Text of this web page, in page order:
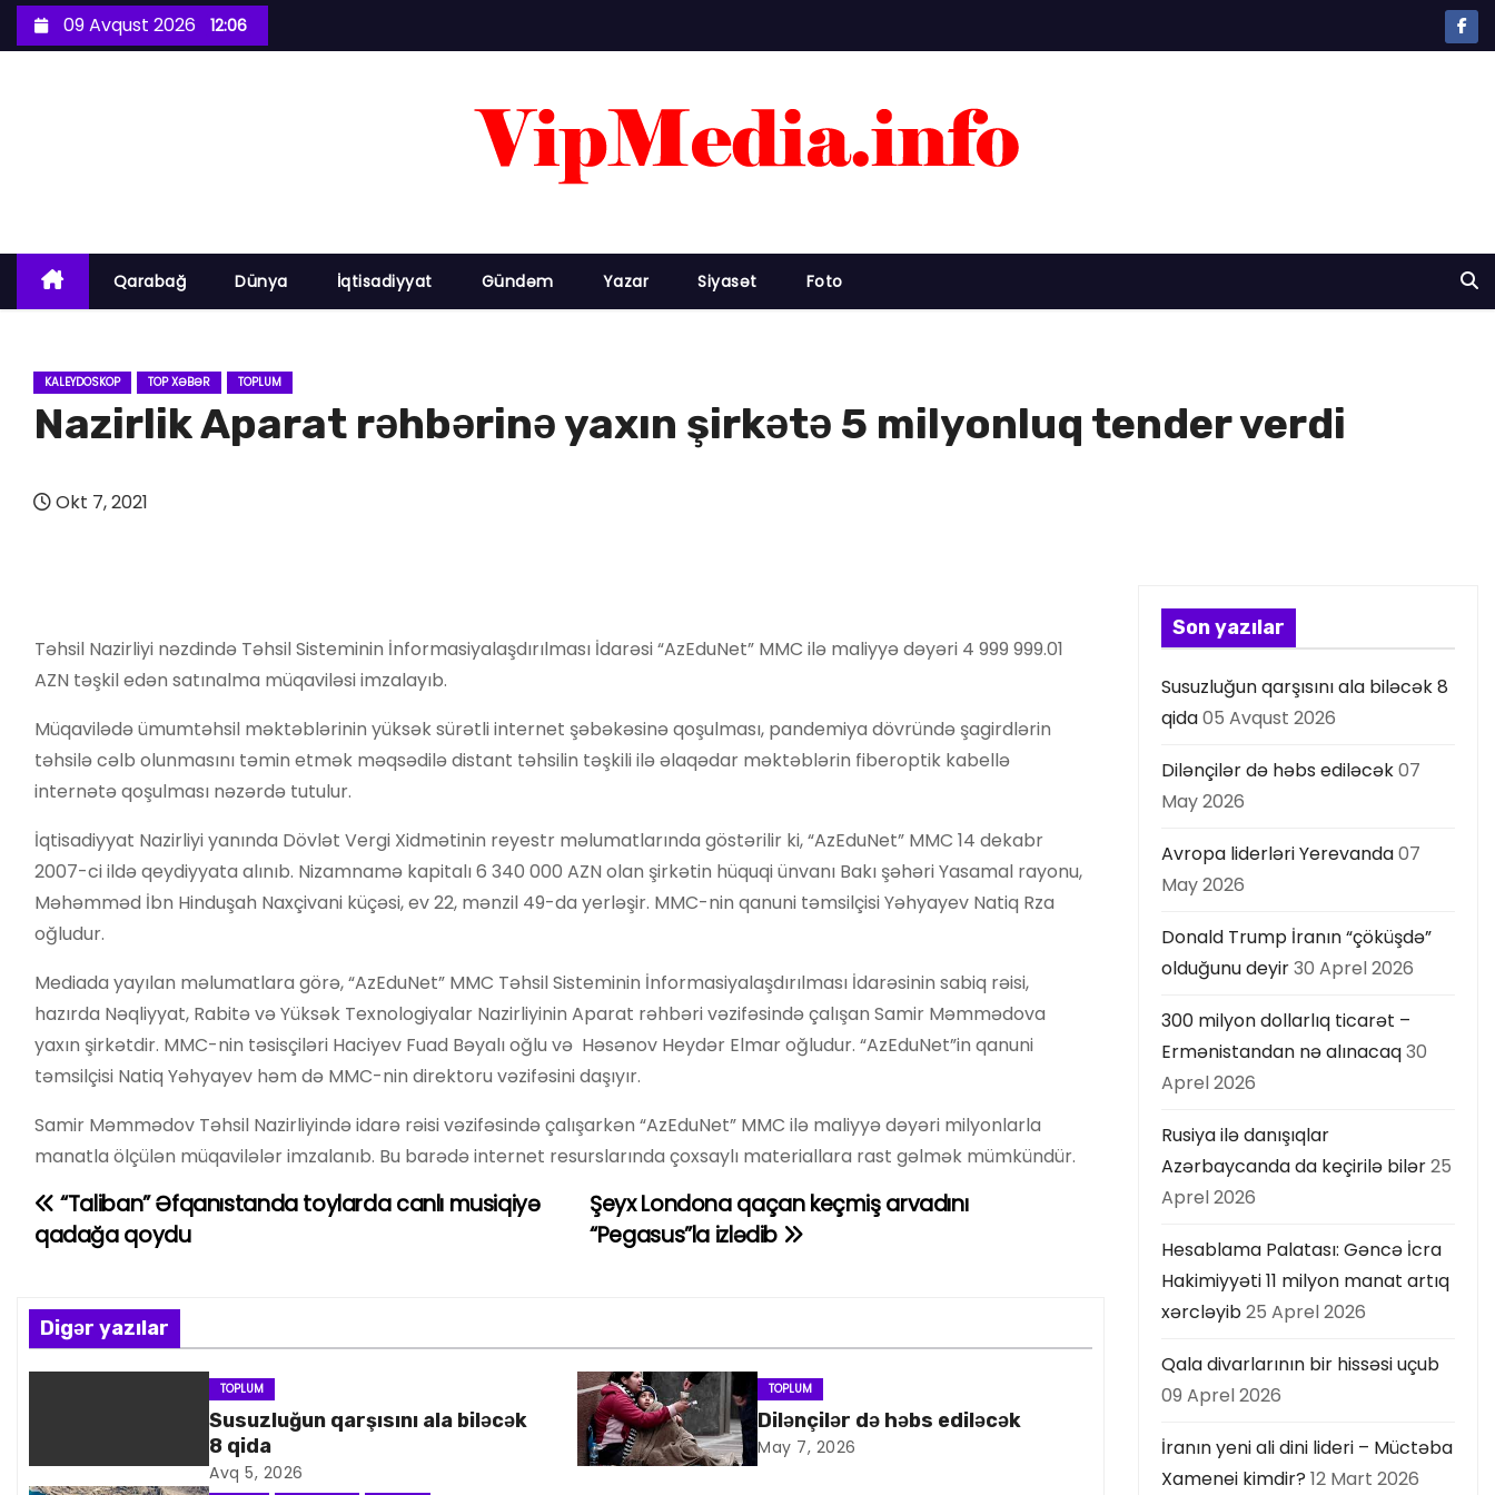
k
09 Avqust 2026 12:06
Qarabağ Dünya İqtisadiyyat Gündəm Yazar Siyasət Foto
KALEYDOSKOP TOP XƏBƏR TOPLUM
Nazirlik Aparat rəhbərinə yaxın şirkətə 5 milyonluq tender verdi
Okt 7, 2021
Təhsil Nazirliyi nəzdində Təhsil Sisteminin İnformasiyalaşdırılması İdarəsi “AzEduNet” MMC ilə maliyyə dəyəri 4 999 999.01
AZN təşkil edən satınalma müqaviləsi imzalayıb.
Müqavilədə ümumtəhsil məktəblərinin yüksək sürətli internet şəbəkəsinə qoşulması, pandemiya dövründə şagirdlərin
təhsilə cəlb olunmasını təmin etmək məqsədilə distant təhsilin təşkili ilə əlaqədar məktəblərin fiberoptik kabellə
internətə qoşulması nəzərdə tutulur.
İqtisadiyyat Nazirliyi yanında Dövlət Vergi Xidmətinin reyestr məlumatlarında göstərilir ki, “AzEduNet” MMC 14 dekabr
2007-ci ildə qeydiyyata alınıb. Nizamnamə kapitalı 6 340 000 AZN olan şirkətin hüquqi ünvanı Bakı şəhəri Yasamal rayonu,
Məhəmməd İbn Hinduşah Naxçivani küçəsi, ev 22, mənzil 49-da yerləşir. MMC-nin qanuni təmsilçisi Yəhyayev Natiq Rza
oğludur.
Mediada yayılan məlumatlara görə, “AzEduNet” MMC Təhsil Sisteminin İnformasiyalaşdırılması İdarəsinin sabiq rəisi,
hazırda Nəqliyyat, Rabitə və Yüksək Texnologiyalar Nazirliyinin Aparat rəhbəri vəzifəsində çalışan Samir Məmmədova
yaxın şirkətdir. MMC-nin təsisçiləri Haciyev Fuad Bəyalı oğlu və Həsənov Heydər Elmar oğludur. “AzEduNet”in qanuni
təmsilçisi Natiq Yəhyayev həm də MMC-nin direktoru vəzifəsini daşıyır.
Samir Məmmədov Təhsil Nazirliyində idarə rəisi vəzifəsində çalışarkən “AzEduNet” MMC ilə maliyyə dəyəri milyonlarla
manatla ölçülən müqavilələr imzalanıb. Bu barədə internet resurslarında çoxsaylı materiallara rast gəlmək mümkündür.
Y
a
z
ı
Şeyx Londona qaçan keçmiş arvadını
“Pegasus”la izlədib
“Taliban” Əfqanıstanda toylarda canlı musiqiyə
qadağa qoydu
Digər yazılar
TOPLUM
Susuzluğun qarşısını ala biləcək
8 qida
Avq 5, 2026
TOPLUM
Dilənçilər də həbs ediləcək
May 7, 2026
Son yazılar
Susuzluğun qarşısını ala biləcək 8
qida05 Avqust 2026
Dilənçilər də həbs ediləcək07
May 2026
Avropa liderləri Yerevanda07
May 2026
Donald Trump İranın “çöküşdə”
olduğunu deyir30 Aprel 2026
300 milyon dollarlıq ticarət –
Ermənistandan nə alınacaq30
Aprel 2026
Rusiya ilə danışıqlar
Azərbaycanda da keçirilə bilər25
Aprel 2026
Hesablama Palatası: Gəncə İcra
Hakimiyyəti 11 milyon manat artıq
xərcləyib25 Aprel 2026
Qala divarlarının bir hissəsi uçub
09 Aprel 2026
İranın yeni ali dini lideri – Müctəba
Xamenei kimdir? 12 Mart 2026